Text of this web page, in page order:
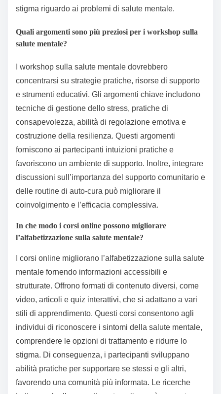
stigma riguardo ai problemi di salute mentale.
Quali argomenti sono più preziosi per i workshop sulla
salute mentale?
I workshop sulla salute mentale dovrebbero
concentrarsi su strategie pratiche, risorse di supporto
e strumenti educativi. Gli argomenti chiave includono
tecniche di gestione dello stress, pratiche di
consapevolezza, abilità di regolazione emotiva e
costruzione della resilienza. Questi argomenti
forniscono ai partecipanti intuizioni pratiche e
favoriscono un ambiente di supporto. Inoltre, integrare
discussioni sull’importanza del supporto comunitario e
delle routine di auto-cura può migliorare il
coinvolgimento e l’efficacia complessiva.
In che modo i corsi online possono migliorare
l’alfabetizzazione sulla salute mentale?
I corsi online migliorano l’alfabetizzazione sulla salute
mentale fornendo informazioni accessibili e
strutturate. Offrono formati di contenuto diversi, come
video, articoli e quiz interattivi, che si adattano a vari
stili di apprendimento. Questi corsi consentono agli
individui di riconoscere i sintomi della salute mentale,
comprendere le opzioni di trattamento e ridurre lo
stigma. Di conseguenza, i partecipanti sviluppano
abilità pratiche per supportare se stessi e gli altri,
favorendo una comunità più informata. Le ricerche